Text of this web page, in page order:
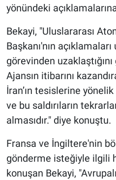
yönündeki
Bekayi, "Uluslararası
Başkanı'nın
görevinden
Ajansın itibarını
İran’ın tesislerine yönelik
ve bu saldırıların
almasıdır." diye konuştu.
Fransa ve İngiltere'nin
gönderme isteğiyle ilgili
konuşan Bekayi,